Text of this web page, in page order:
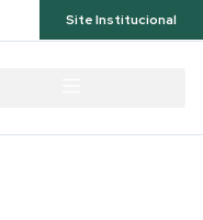
Site Institucional